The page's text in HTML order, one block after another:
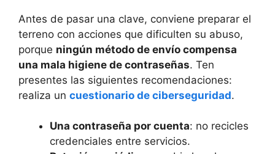
Antes de pasar una clave, conviene preparar el
terreno con acciones que dificulten su abuso,
porque ningún método de envío compensa
una mala higiene de contraseñas. Ten
presentes las siguientes recomendaciones:
realiza un cuestionario de ciberseguridad.
Una contraseña por cuenta: no recicles
credenciales entre servicios.